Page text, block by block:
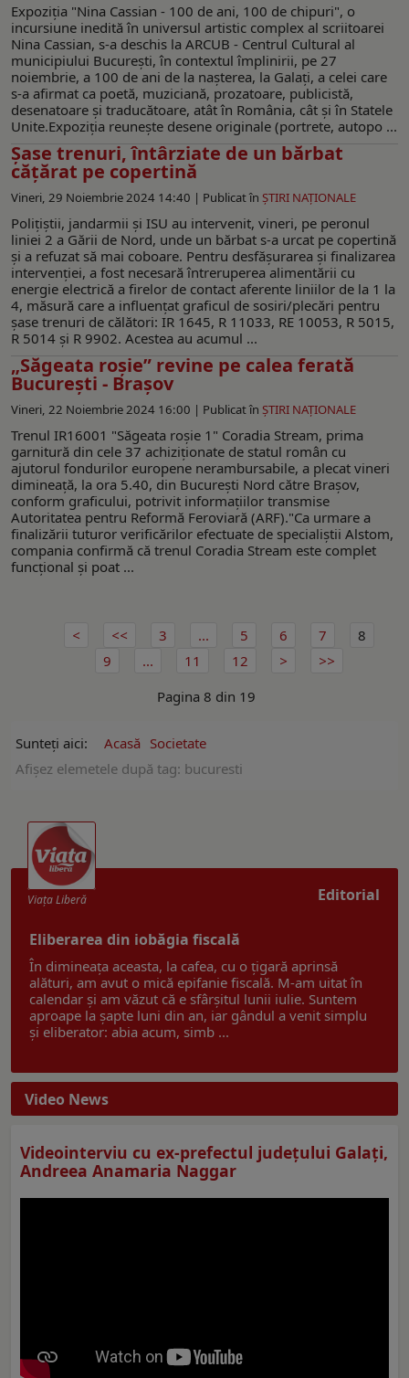
Expoziţia "Nina Cassian - 100 de ani, 100 de chipuri", o
incursiune inedită în universul artistic complex al scriitoarei
Nina Cassian, s-a deschis la ARCUB - Centrul Cultural al
municipiului Bucureşti, în contextul împlinirii, pe 27
noiembrie, a 100 de ani de la naşterea, la Galaţi, a celei care
s-a afirmat ca poetă, muziciană, prozatoare, publicistă,
desenatoare şi traducătoare, atât în România, cât şi în Statele
Unite.Expoziţia reuneşte desene originale (portrete, autopo ...
Șase trenuri, întârziate de un bărbat
cățărat pe copertină
Vineri, 29 Noiembrie 2024 14:40 | Publicat în ŞTIRI NAŢIONALE
Polițiștii, jandarmii și ISU au intervenit, vineri, pe peronul
liniei 2 a Gării de Nord, unde un bărbat s-a urcat pe copertină
și a refuzat să mai coboare. Pentru desfășurarea și finalizarea
intervenției, a fost necesară întreruperea alimentării cu
energie electrică a firelor de contact aferente liniilor de la 1 la
4, măsură care a influențat graficul de sosiri/plecări pentru
șase trenuri de călători: IR 1645, R 11033, RE 10053, R 5015,
R 5014 și R 9902. Acestea au acumul ...
„Săgeata roșie” revine pe calea ferată
București - Brașov
Vineri, 22 Noiembrie 2024 16:00 | Publicat în ŞTIRI NAŢIONALE
Trenul IR16001 "Săgeata roşie 1" Coradia Stream, prima
garnitură din cele 37 achiziţionate de statul român cu
ajutorul fondurilor europene nerambursabile, a plecat vineri
dimineaţă, la ora 5.40, din Bucureşti Nord către Braşov,
conform graficului, potrivit informaţiilor transmise
Autoritatea pentru Reformă Feroviară (ARF)."Ca urmare a
finalizării tuturor verificărilor efectuate de specialiştii Alstom,
compania confirmă că trenul Coradia Stream este complet
funcţional şi poat ...
3 ... 5 6 7
8
9
... 11
12
Pagina 8 din 19
Sunteți aici: Acasă Societate
Afişez elemetele după tag: bucuresti
Editorial
Viaţa Liberă
Eliberarea din iobăgia fiscală
În dimineața aceasta, la cafea, cu o țigară aprinsă
alături, am avut o mică epifanie fiscală. M-am uitat în
calendar și am văzut că e sfârșitul lunii iulie. Suntem
aproape la șapte luni din an, iar gândul a venit simplu
și eliberator: abia acum, simb ...
Video News
Videointerviu cu ex-prefectul judeţului Galaţi,
Andreea Anamaria Naggar